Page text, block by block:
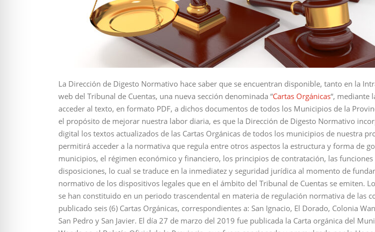
La Dirección de Digesto Normativo hace saber que se encuentran disponible, tanto en la
web del Tribunal de Cuentas, una nueva sección denominada “Cartas Orgánicas“, mediante
acceder al texto, en formato PDF, a dichos documentos de todos los Municipios de la
el propósito de mejorar nuestra labor diaria, es que la Dirección de Digesto Normativo
digital los textos actualizados de las Cartas Orgánicas de todos los municipios de nuestra
permitirá acceder a la normativa que regula entre otros aspectos la estructura y forma de
municipios, el régimen económico y financiero, los principios de contratación, las
disposiciones, lo cual se traduce en la inmediatez y seguridad jurídica al momento de
normativo de los dispositivos legales que en el ámbito del Tribunal de Cuentas se emiten.
se han constituido en un periodo trascendental en materia de regulación normativa de las
publicado seis (6) Cartas Orgánicas, correspondientes a: San Ignacio, El Dorado, Colonia
San Pedro y San Javier. El día 27 de marzo del 2019 fue publicada la Carta orgánica del